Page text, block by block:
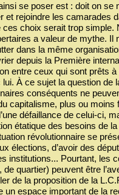
se poser est : doit on
et rejoindre les camarades
ces choix serait trop
a valeur de mythe.
dans la même
depuis la Première
entre ceux qui sont prêts
À ce sujet la question
conséquents ne
capitalisme, plus ou
défaillance de celui-ci,
étatique des besoins de
révolutionnaire se
élections, d’avoir des
institutions... Pourtant, les
de quartier) peuvent être
de la proposition de la
un espace important de la